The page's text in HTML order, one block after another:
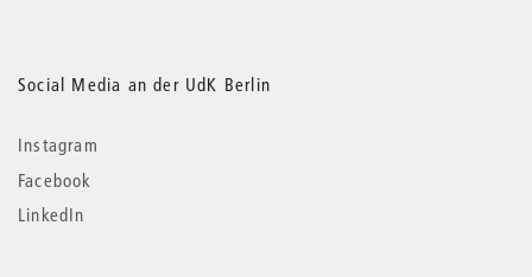
Social Media an der UdK Berlin
Instagram
Facebook
LinkedIn